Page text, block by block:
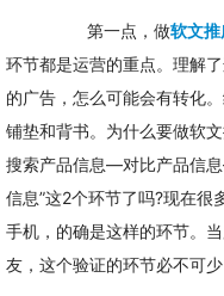
第一点，做软文推
环节都是运营的重点。理解
的广告，怎么可能会有转化
铺垫和背书。为什么要做软
搜索产品信息—对比产品信
信息”这2个环节了吗?现在
手机，的确是这样的环节。
友，这个验证的环节必不可